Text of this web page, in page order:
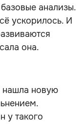
анализы.
ускорилось. И
она.
нашла новую
у такого